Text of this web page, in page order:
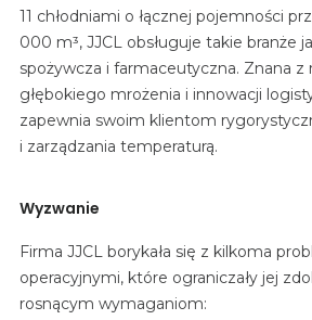
11 chłodniami o łącznej pojemności
000 m³, JJCL obsługuje takie branże
spożywcza i farmaceutyczna. Znana z
głębokiego mrożenia i innowacji
zapewnia swoim klientom
i zarządzania temperaturą.
Wyzwanie
Firma JJCL borykała się z kilkoma
operacyjnymi, które ograniczały jej
rosnącym wymaganiom: